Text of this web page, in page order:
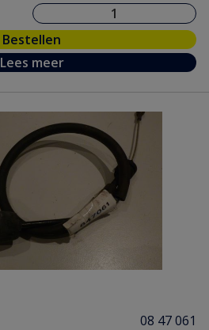
Bestellen
Lees meer
08 47 061